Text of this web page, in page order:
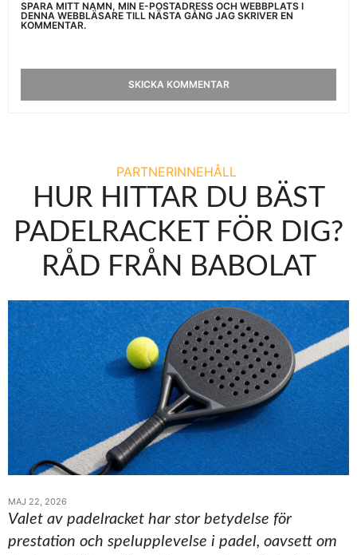
SPARA MITT NAMN, MIN E-POSTADRESS OCH WEBBPLATS I
DENNA WEBBLÄSARE TILL NÄSTA GÅNG JAG SKRIVER EN
KOMMENTAR.
PARTNERINNEHÅLL
HUR HITTAR DU BÄST
PADELRACKET FÖR DIG?
RÅD FRÅN BABOLAT
MAJ 22, 2026
Valet av padelracket har stor betydelse för
prestation och spelupplevelse i padel, oavsett om